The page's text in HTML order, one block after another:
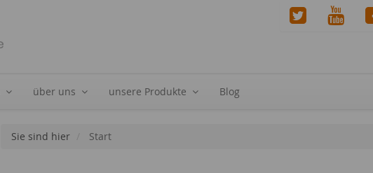
über uns unsere Produkte Blog
Sie sind hier Start